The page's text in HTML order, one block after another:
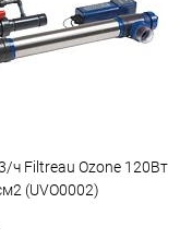
В наличии
ч Filtreau Ozone 120Вт
(UVO0002)